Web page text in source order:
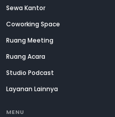
Sewa Kantor
Coworking Space
Ruang Meeting
Ruang Acara
Studio Podcast
Layanan Lainnya
MENU